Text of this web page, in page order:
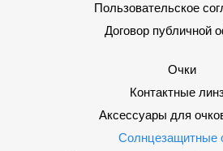
Пользовательское
Договор публичной
Очки
Контактные
Аксессуары для
Солнцезащитные